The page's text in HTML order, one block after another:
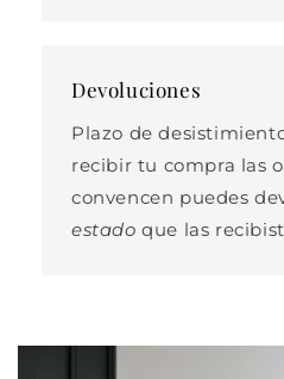
Devoluciones
Plazo de
recibir tu compra las
convencen puedes
estado que las